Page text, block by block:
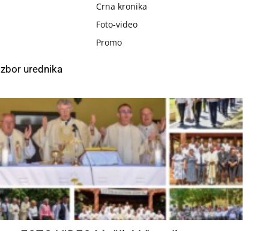
Crna kronika
Foto-video
Promo
urednika